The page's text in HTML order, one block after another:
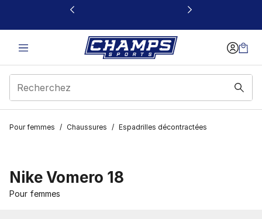
Ce lien s’ouvrira dans une nouvelle fenêtre
Pour femmes / Chaussures / Espadrilles décontractées
Nike Vomero 18
Pour femmes